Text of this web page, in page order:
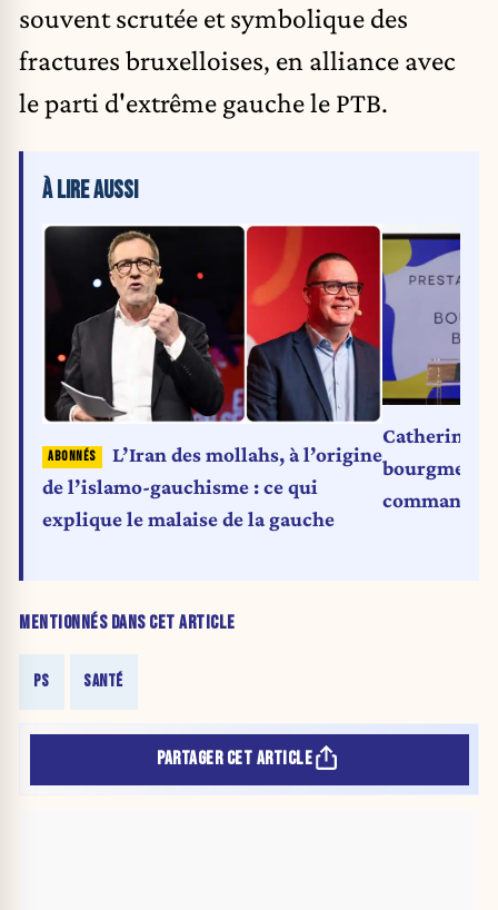
souvent scrutée et symbolique des
fractures bruxelloises, en alliance avec
le parti d'extrême gauche le PTB.
MENTIONNÉS DANS CET ARTICLE
PS SANTÉ
À LIRE AUSSI
L’Iran des mollahs, à l’origine
de l’islamo-gauchisme : ce qui
explique le malaise de la gauche
Catherine
commandes
PARTAGER CET ARTICLE